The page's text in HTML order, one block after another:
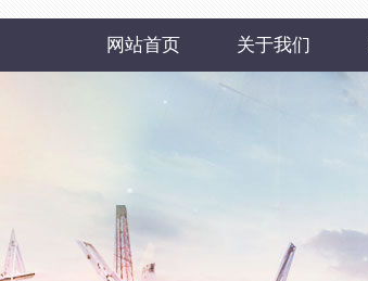
网站首页 关于我们